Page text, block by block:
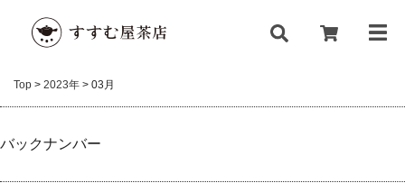
Top > 2023年 > 03月
バックナンバー